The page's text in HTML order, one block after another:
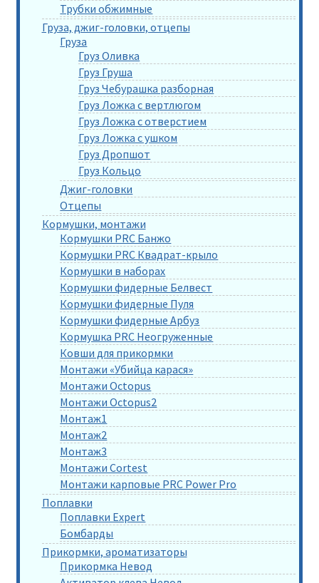
Трубки обжимные
Груза, джиг-головки, отцепы
Груза
Груз Оливка
Груз Груша
Груз Чебурашка разборная
Груз Ложка с вертлюгом
Груз Ложка с отверстием
Груз Ложка с ушком
Груз Дропшот
Груз Кольцо
Джиг-головки
Отцепы
Кормушки, монтажи
Кормушки PRC Банжо
Кормушки PRC Квадрат-крыло
Кормушки в наборах
Кормушки фидерные Белвест
Кормушки фидерные Пуля
Кормушки фидерные Арбуз
Кормушка PRC Неогруженные
Ковши для прикормки
Монтажи «Убийца карася»
Монтажи Octopus
Монтажи Octopus2
Монтаж1
Монтаж2
Монтаж3
Монтажи Cortest
Монтажи карповые PRC Power Pro
Поплавки
Поплавки Expert
Бомбарды
Прикормки, ароматизаторы
Прикормка Невод